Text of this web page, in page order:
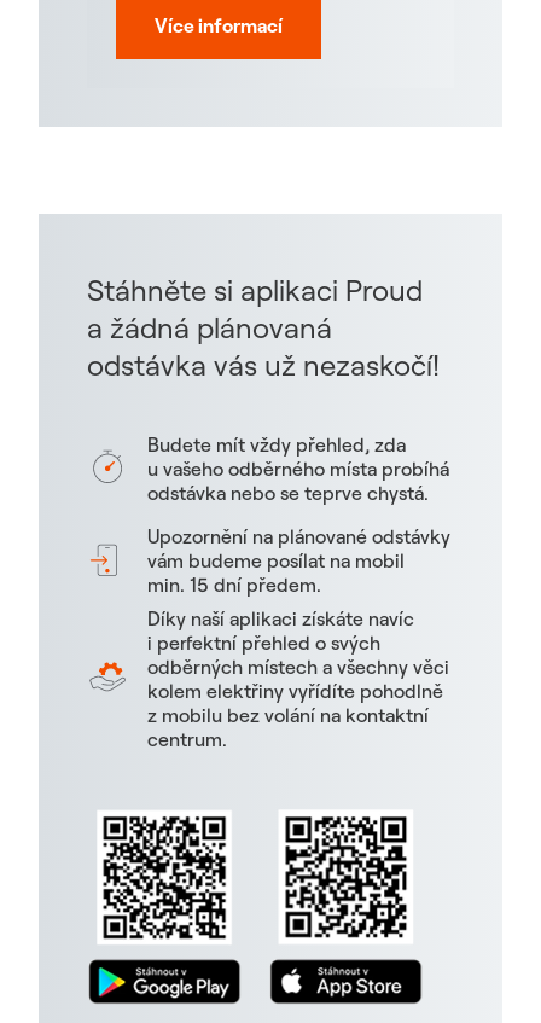
Více informací
Stáhněte si aplikaci Proud
a žádná plánovaná
odstávka vás už nezaskočí!
Budete mít vždy přehled, zda
u vašeho odběrného místa probíhá
odstávka nebo se teprve chystá.
Upozornění na plánované odstávky
vám budeme posílat na mobil
min. 15 dní předem.
Díky naší aplikaci získáte navíc
i perfektní přehled o svých
odběrných místech a všechny věci
kolem elektřiny vyřídíte pohodlně
z mobilu bez volání na kontaktní
centrum.